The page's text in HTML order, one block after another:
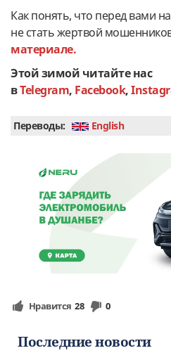
Как понять, что перед вами
не стать жертвой
материале.
Этой зимой читайте нас
вTelegram, Facebook,
Переводы: English
Нравится 28 0
Последние новости